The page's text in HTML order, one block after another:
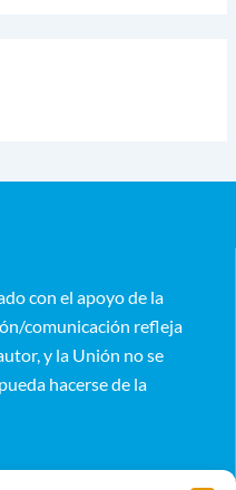
con el apoyo de la
comunicación refleja
y la Unión no se
hacerse de la